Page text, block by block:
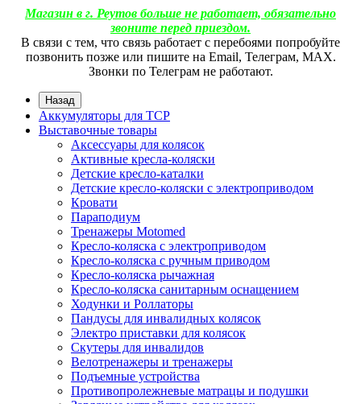
Магазин в г. Реутов больше не работает, обязательно
звоните перед приездом.
В связи с тем, что связь работает с перебоями попробуйте
позвонить позже или пишите на Email, Телеграм, МАХ.
Звонки по Телеграм не работают.
Назад
Аккумуляторы для ТСР
Выставочные товары
Аксессуары для колясок
Активные кресла-коляски
Детские кресло-каталки
Детские кресло-коляски с электроприводом
Кровати
Параподиум
Тренажеры Motomed
Кресло-коляска с электроприводом
Кресло-коляска с ручным приводом
Кресло-коляска рычажная
Кресло-коляска санитарным оснащением
Ходунки и Роллаторы
Пандусы для инвалидных колясок
Электро приставки для колясок
Скутеры для инвалидов
Велотренажеры и тренажеры
Подъемные устройства
Противопролежневые матрацы и подушки